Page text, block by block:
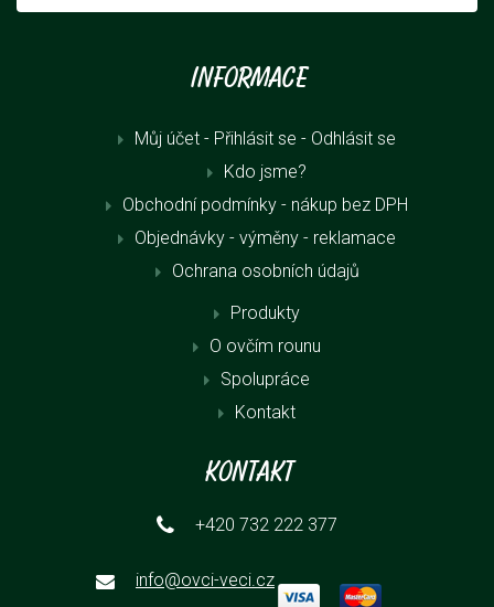
Informace
Můj účet - Přihlásit se - Odhlásit se
Kdo jsme?
Obchodní podmínky - nákup bez DPH
Objednávky - výměny - reklamace
Ochrana osobních údajů
Produkty
O ovčím rounu
Spolupráce
Kontakt
Kontakt
+420 732 222 377
info@ovci-veci.cz